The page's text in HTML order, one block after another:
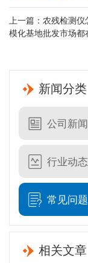
新闻分类
公司新闻
行业动态
常见问题
相关文章
上一篇： 农残检测仪
模化基地批发市场都